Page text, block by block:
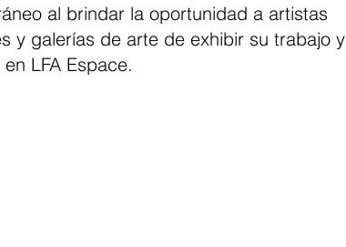
al brindar la oportunidad a artistas
y galerías de arte de exhibir su trabajo y
LFA Espace.